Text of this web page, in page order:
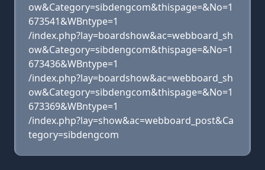
ow&Category=sibdengcom&thispage=&No=1
673541&WBntype=1
/index.php?lay=boardshow&ac=webboard_sh
ow&Category=sibdengcom&thispage=&No=1
673436&WBntype=1
/index.php?lay=boardshow&ac=webboard_sh
ow&Category=sibdengcom&thispage=&No=1
673369&WBntype=1
/index.php?lay=show&ac=webboard_post&Ca
tegory=sibdengcom